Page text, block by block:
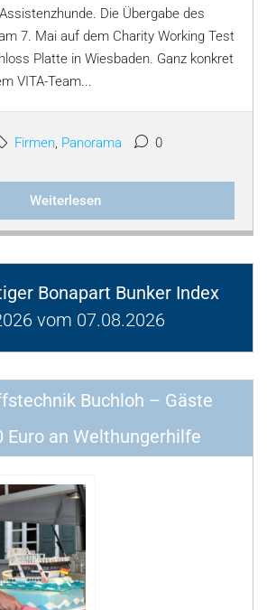
Die Übergabe des
7. Mai auf dem Charity Working Test
Platte in Wiesbaden. Ganz konkret
VITA-Team...
Firmen, Panorama 0
Weiterlesen
Bonapart Bunker Index
vom 07.08.2026
Buchloh – Gäste
Euro an Welthungerhilfe